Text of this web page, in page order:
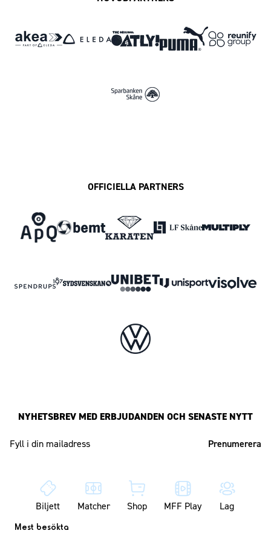
OFFICIELLA PARTNERS
NYHETSBREV MED ERBJUDANDEN OCH SENASTE NYTT
Biljett Matcher Shop MFF Play Lag
Mest besökta